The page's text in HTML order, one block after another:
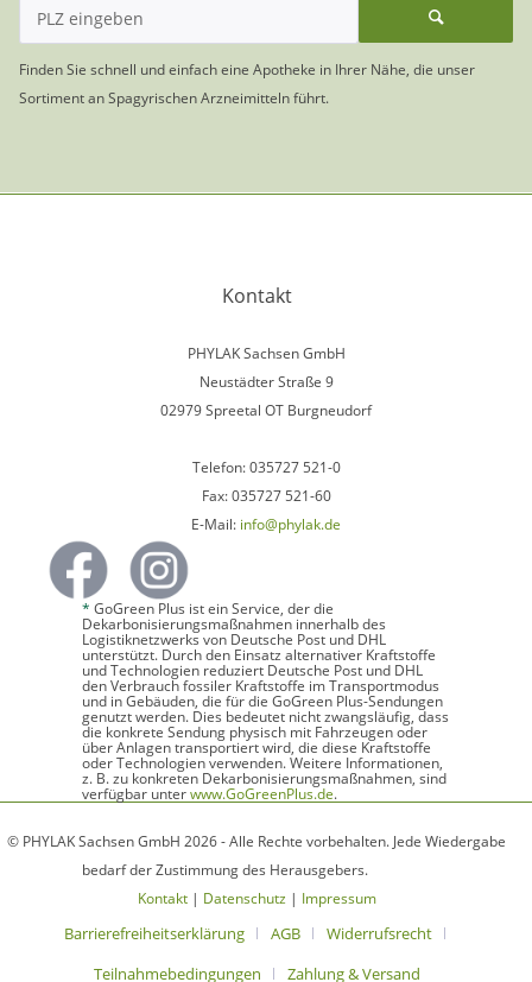
Finden Sie schnell und einfach eine Apotheke in Ihrer Nähe, die unser
Sortiment an Spagyrischen Arzneimitteln führt.
Kontakt
PHYLAK Sachsen GmbH
Neustädter Straße 9
02979 Spreetal OT Burgneudorf
Telefon: 035727 521-0
Fax: 035727 521-60
E-Mail: info@phylak.de
* GoGreen Plus ist ein Service, der die
Dekarbonisierungsmaßnahmen innerhalb des
Logistiknetzwerks von Deutsche Post und DHL
unterstützt. Durch den Einsatz alternativer Kraftstoffe
und Technologien reduziert Deutsche Post und DHL
den Verbrauch fossiler Kraftstoffe im Transportmodus
und in Gebäuden, die für die GoGreen Plus-Sendungen
genutzt werden. Dies bedeutet nicht zwangsläufig, dass
die konkrete Sendung physisch mit Fahrzeugen oder
über Anlagen transportiert wird, die diese Kraftstoffe
oder Technologien verwenden. Weitere Informationen,
z. B. zu konkreten Dekarbonisierungsmaßnahmen, sind
verfügbar unterwww.GoGreenPlus.de.
© PHYLAK Sachsen GmbH 2026 - Alle Rechte vorbehalten. Jede Wiedergabe
bedarf der Zustimmung des Herausgebers.
Kontakt| Datenschutz| Impressum
Barrierefreiheitserklärung AGB
Widerrufsrecht
Teilnahmebedingungen
Zahlung & Versand